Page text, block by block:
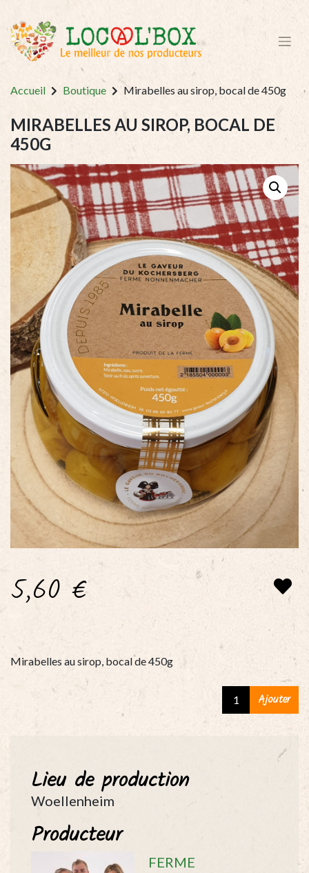
Accueil Boutique Mirabelles au sirop, bocal de 450g
MIRABELLES AU SIROP, BOCAL DE
450G
5,60 €
Mirabelles au sirop, bocal de 450g
MirabellesAjouter
Lieu de production
Woellenheim
Producteur
FERME